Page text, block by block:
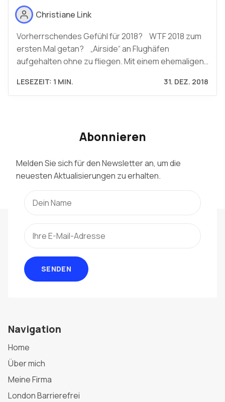
Christiane Link
Vorherrschendes Gefühl für 2018? WTF 2018 zum
ersten Mal getan? „Airside“ an Flughäfen
aufgehalten ohne zu fliegen. Mit einem ehemaligen…
LESEZEIT: 1 MIN. 31. DEZ. 2018
Abonnieren
Melden Sie sich für den Newsletter an, um die
neuesten Aktualisierungen zu erhalten.
SENDEN
Navigation
Home
Über mich
Meine Firma
London Barrierefrei